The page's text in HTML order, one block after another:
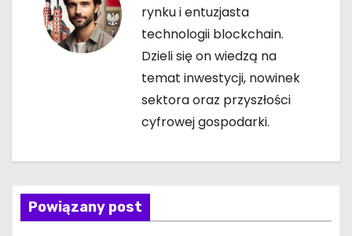
s
u
rynku i entuzjasta
technologii blockchain.
Dzieli się on wiedzą na
temat inwestycji, nowinek
sektora oraz przyszłości
cyfrowej gospodarki.
Powiązany post